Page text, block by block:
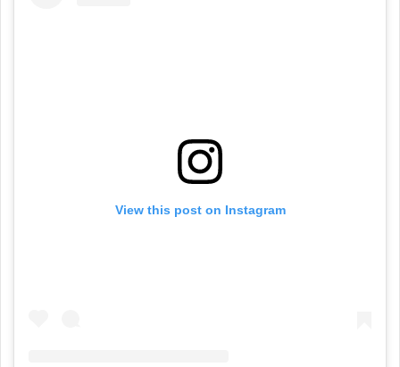
View this post on Instagram